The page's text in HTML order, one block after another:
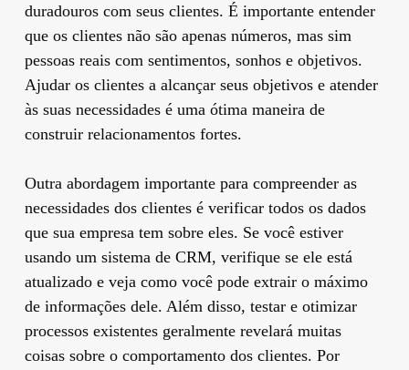
duradouros com seus clientes. É importante entender
que os clientes não são apenas números, mas sim
pessoas reais com sentimentos, sonhos e objetivos.
Ajudar os clientes a alcançar seus objetivos e atender
às suas necessidades é uma ótima maneira de
construir relacionamentos fortes.
Outra abordagem importante para compreender as
necessidades dos clientes é verificar todos os dados
que sua empresa tem sobre eles. Se você estiver
usando um sistema de CRM, verifique se ele está
atualizado e veja como você pode extrair o máximo
de informações dele. Além disso, testar e otimizar
processos existentes geralmente revelará muitas
coisas sobre o comportamento dos clientes. Por